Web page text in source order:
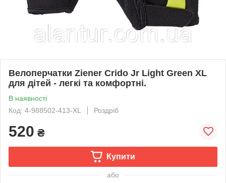
Велоперчатки Ziener Crido Jr Light Green XL
для дітей - легкі та комфортні.
В наявності
Код: 4-988502-413-XL
Роздріб
520 ₴
Купити
або